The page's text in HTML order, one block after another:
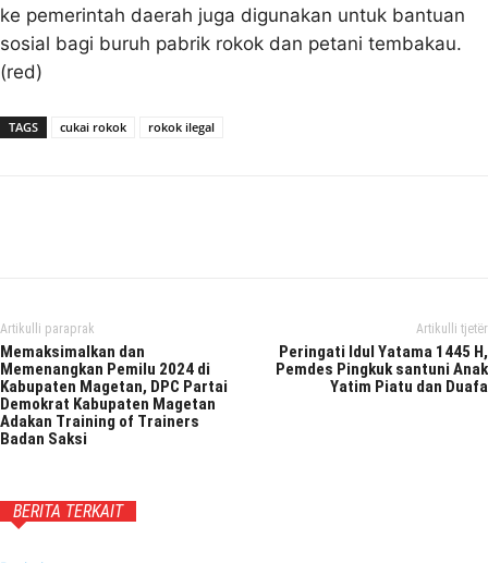
ke pemerintah daerah juga digunakan untuk bantuan
sosial bagi buruh pabrik rokok dan petani tembakau.
(red)
TAGS cukai rokok rokok ilegal
Artikulli paraprak
Memaksimalkan dan
Memenangkan Pemilu 2024 di
Kabupaten Magetan, DPC Partai
Demokrat Kabupaten Magetan
Adakan Training of Trainers
Badan Saksi
Artikulli tjetër
Peringati Idul Yatama 1445 H,
Pemdes Pingkuk santuni Anak
Yatim Piatu dan Duafa
BERITA TERKAIT